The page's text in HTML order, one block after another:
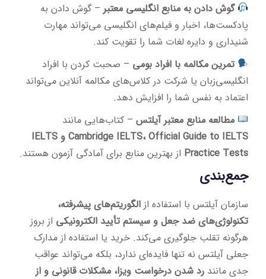
گوش دادن به منابع انگلیسی معتبر – گوش دادن به
پادکست‌ها، اخبار و فیلم‌های انگلیسی می‌تواند مهارت
شنیداری و دایره لغات شما را تقویت کند.
تمرین مکالمه با افراد بومی – صحبت کردن با افراد
انگلیسی‌زبان یا شرکت در کلاس‌های مکالمه آنلاین می‌تواند
اعتماد به نفس شما را افزایش دهد.
مطالعه منابع معتبر آیلتس – کتاب‌هایی مانند
Cambridge IELTS، Official Guide to IELTS و IELTS
Practice Tests از بهترین منابع برای آمادگی آزمون هستند.
جمع‌بندی
سازمان آیلتس با استفاده از الگوریتم‌های پیشرفته،
تکنولوژی‌های ضد جعل و سیستم تأیید الکترونیکی از بروز
هرگونه تقلب جلوگیری می‌کند. خرید یا استفاده از مدارک
جعلی آیلتس نه تنها فایده‌ای ندارد، بلکه می‌تواند عواقب
جدی مانند رد شدن درخواست ویزا، مشکلات قانونی و از